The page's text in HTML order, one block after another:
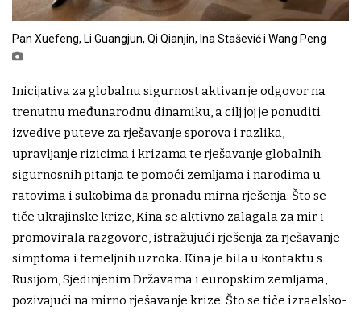
Pan Xuefeng, Li Guangjun, Qi Qianjin, Ina Stašević i Wang Peng
Inicijativa za globalnu sigurnost aktivan je odgovor na
trenutnu međunarodnu dinamiku, a cilj joj je ponuditi
izvedive puteve za rješavanje sporova i razlika,
upravljanje rizicima i krizama te rješavanje globalnih
sigurnosnih pitanja te pomoći zemljama i narodima u
ratovima i sukobima da pronađu mirna rješenja. Što se
tiče ukrajinske krize, Kina se aktivno zalagala za mir i
promovirala razgovore, istražujući rješenja za rješavanje
simptoma i temeljnih uzroka. Kina je bila u kontaktu s
Rusijom, Sjedinjenim Državama i europskim zemljama,
pozivajući na mirno rješavanje krize. Što se tiče izraelsko-